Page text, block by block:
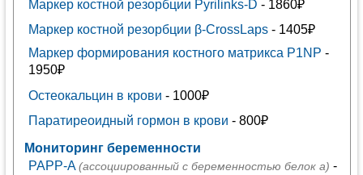
Маркер костной резорбции Pyrilinks-D - 1860₽
Маркер костной резорбции β-CrossLaps- 1405₽
Маркер формирования костного матрикса P1NP -
1950₽
Остеокальцин в крови - 1000₽
Паратиреоидный гормон в крови - 800₽
Мониторинг беременности
PAPP-A (ассоциированный с беременностью белок а) -